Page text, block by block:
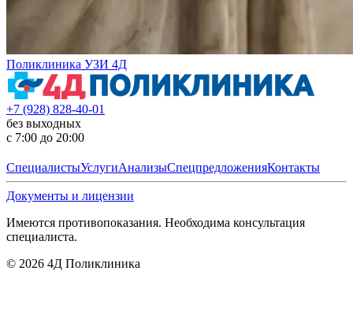
Поликлиника УЗИ 4Д
+7 (928) 828-40-01
без выходных
с 7:00 до 20:00
СпециалистыУслугиАнализыСпецпредложенияКонтакты
Документы и лицензии
Имеются противопоказания. Необходима консультация
специалиста.
© 2026 4Д Поликлиника